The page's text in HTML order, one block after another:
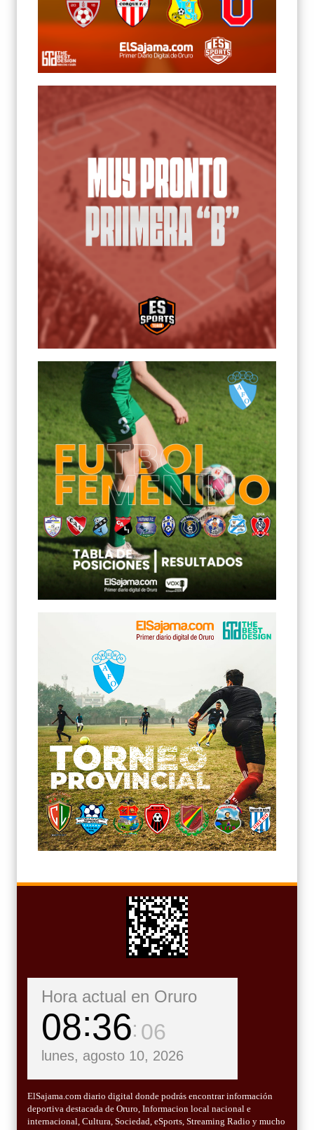
Hora actual en Oruro
08 36 07
lunes, agosto 10, 2026
ElSajama.com diario digital donde podrás encontrar información
deportiva destacada de Oruro, Informacion local nacional e
internacional, Cultura, Sociedad, eSports, Streaming Radio y mucho